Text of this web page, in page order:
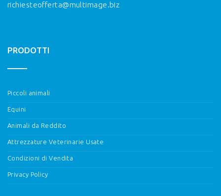
richiesteofferta@multimage.biz
PRODOTTI
Piccoli animali
Equini
Animali da Reddito
Attrezzature Veterinarie Usate
Condizioni di Vendita
Privacy Policy